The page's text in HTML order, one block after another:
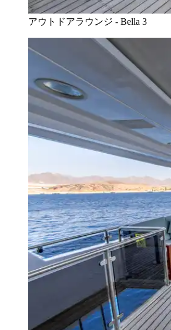
アウトドアラウンジ - Bella 3